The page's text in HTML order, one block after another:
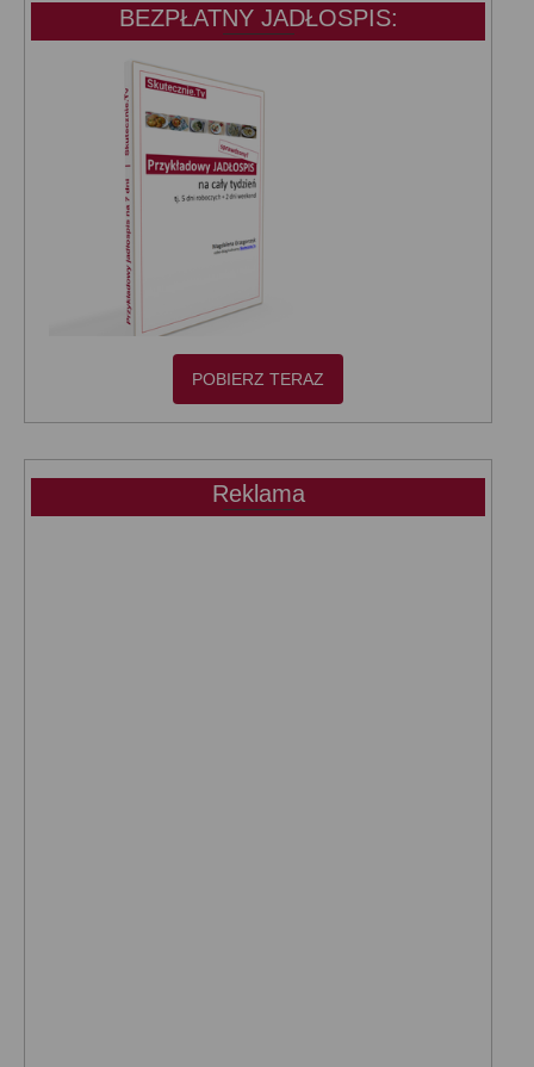
BEZPŁATNY JADŁOSPIS:
POBIERZ TERAZ
Reklama